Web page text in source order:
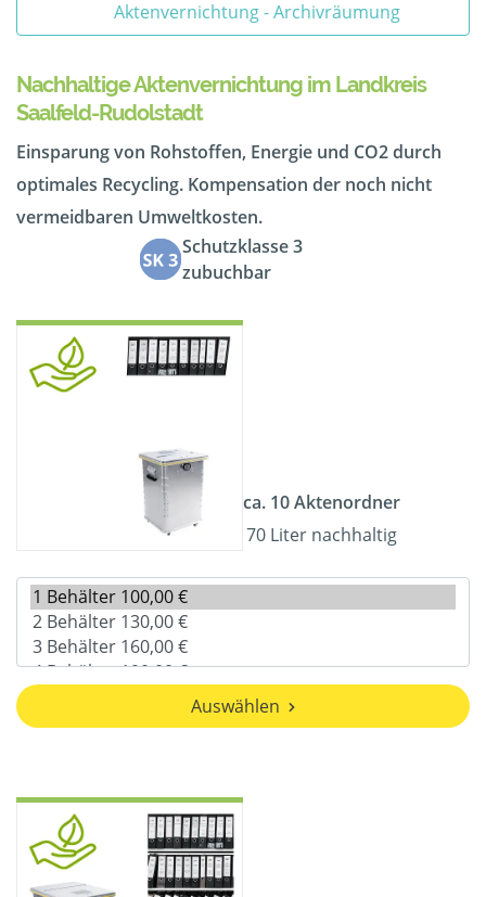
Aktenvernichtung - Archivräumung
Nachhaltige Aktenvernichtung im Landkreis
Saalfeld-Rudolstadt
Einsparung von Rohstoffen, Energie und CO2 durch
optimales Recycling. Kompensation der noch nicht
vermeidbaren Umweltkosten.
Schutzklasse 3
zubuchbar
ca. 10 Aktenordner
70 Liter nachhaltig
Auswählen